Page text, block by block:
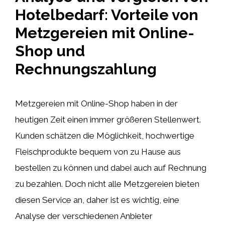
Hotelbedarf: Vorteile von
Metzgereien mit Online-
Shop und
Rechnungszahlung
Metzgereien mit Online-Shop haben in der
heutigen Zeit einen immer größeren Stellenwert.
Kunden schätzen die Möglichkeit, hochwertige
Fleischprodukte bequem von zu Hause aus
bestellen zu können und dabei auch auf Rechnung
zu bezahlen. Doch nicht alle Metzgereien bieten
diesen Service an, daher ist es wichtig, eine
Analyse der verschiedenen Anbieter